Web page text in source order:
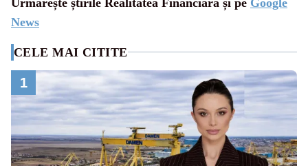
News
CELE MAI CITITE
1